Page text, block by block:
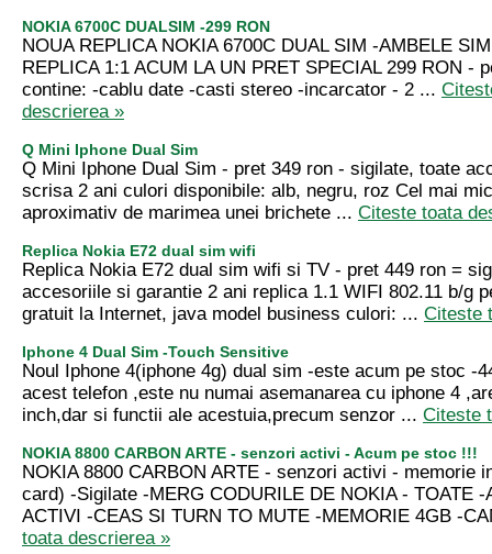
NOKIA 6700C DUALSIM -299 RON
NOUA REPLICA NOKIA 6700C DUAL SIM -AMBELE
REPLICA 1:1 ACUM LA UN PRET SPECIAL 299 RON -
contine: -cablu date -casti stereo -incarcator - 2 ...
descrierea »
Q Mini Iphone Dual Sim
Q Mini Iphone Dual Sim - pret 349 ron - sigilate, toate
scrisa 2 ani culori disponibile: alb, negru, roz Cel mai
aproximativ de marimea unei brichete ... Citeste toata
Replica Nokia E72 dual sim wifi
Replica Nokia E72 dual sim wifi si TV - pret 449 ron =
accesoriile si garantie 2 ani replica 1.1 WIFI 802.11 b/g
gratuit la Internet, java model business culori: ... Citeste
Iphone 4 Dual Sim -Touch Sensitive
Noul Iphone 4(iphone 4g) dual sim -este acum pe stoc -
acest telefon ,este nu numai asemanarea cu iphone 4
inch,dar si functii ale acestuia,precum senzor ... Citeste
NOKIA 8800 CARBON ARTE - senzori activi - Acum pe stoc !!!
NOKIA 8800 CARBON ARTE - senzori activi - memorie
card) -Sigilate -MERG CODURILE DE NOKIA - TOATE -
ACTIVI -CEAS SI TURN TO MUTE -MEMORIE 4GB -
toata descrierea »